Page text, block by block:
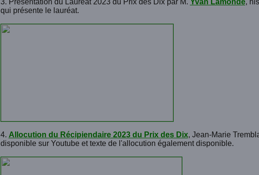
3. Présentation du Lauréat 2023 du Prix des Dix par M. Yvan Lamonde,
qui présente le lauréat.
4. Allocution du Récipiendaire 2023 du Prix des Dix, Jean-Marie
disponible sur Youtube et texte de l'allocution également disponible.